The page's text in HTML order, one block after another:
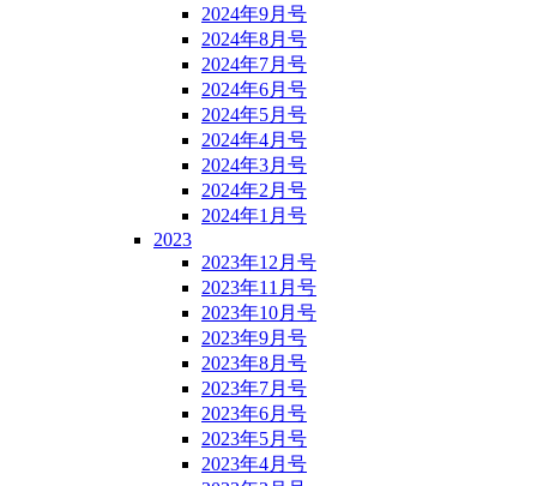
2024年9月号
2024年8月号
2024年7月号
2024年6月号
2024年5月号
2024年4月号
2024年3月号
2024年2月号
2024年1月号
2023
2023年12月号
2023年11月号
2023年10月号
2023年9月号
2023年8月号
2023年7月号
2023年6月号
2023年5月号
2023年4月号